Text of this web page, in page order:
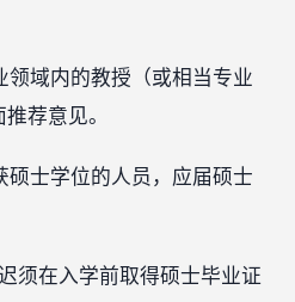
域内的教授（或相当专业
荐意见。
士学位的人员，应届硕士
须在入学前取得硕士毕业证